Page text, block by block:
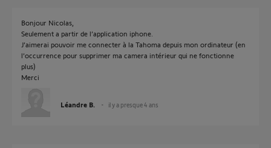
Bonjour Nicolas,
Seulement a partir de l’application iphone.
J’aimerai pouvoir me connecter à la Tahoma depuis mon ordinateur (en
l’occurrence pour supprimer ma camera intérieur qui ne fonctionne
plus)
Merci
Léandre B. il y a presque 4 ans